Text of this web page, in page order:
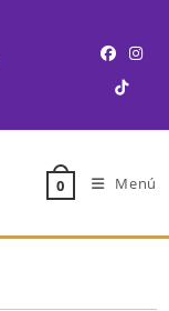
0 Menú